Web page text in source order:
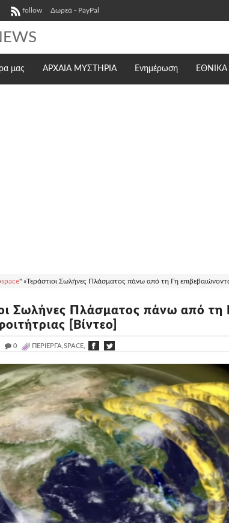
follow Δωρεά - PayPal
μας ΑΡΧΑΙΑ ΜΥΣΤΗΡΙΑ Ενημέρωση ΕΘΝΙΚΆ
space" »Τεράστιοι Σωλήνες Πλάσματος πάνω από τη Γη
Σωλήνες Πλάσματος πάνω από τη
[Βίντεο]
_ 0 ΠΕΡΊΕΡΓΑ,SPACE,